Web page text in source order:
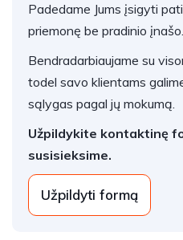
Padedame Jums įsigyti
priemonę be pradinio įnašo.
Bendradarbiaujame su
todel savo klientams
sąlygas pagal jų mokumą.
Užpildykite kontaktinę
susisieksime.
Užpildyti formą